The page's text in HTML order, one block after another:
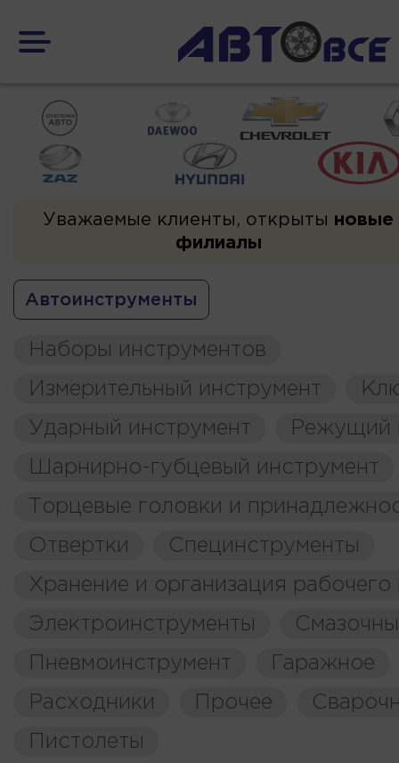
Уважаемые клиенты, открыты новые
филиалы
Автоинструменты
Наборы инструментов
Измерительный инструмент
Ударный инструмент
Режущий
Шарнирно-губцевый инструмент
Торцевые головки и
Отвертки
Специнструменты
Хранение и организация рабочего
Электроинструменты
Пневмоинструмент
Гаражное
Расходники
Прочее
Пистолеты